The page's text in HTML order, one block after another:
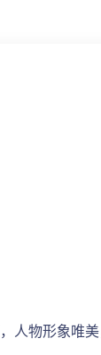
人物形象唯美